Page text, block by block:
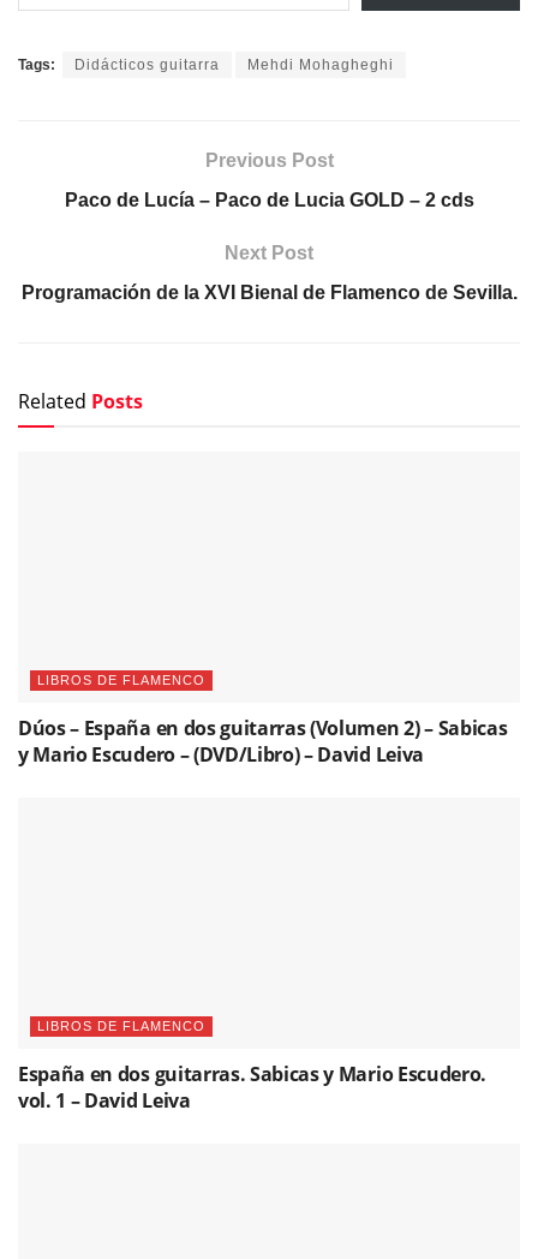
Tags: Didácticos guitarra Mehdi Mohagheghi
Previous Post
Paco de Lucía – Paco de Lucia GOLD – 2 cds
Next Post
Programación de la XVI Bienal de Flamenco de Sevilla.
Related Posts
LIBROS DE FLAMENCO
Dúos – España en dos guitarras (Volumen 2) – Sabicas
y Mario Escudero – (DVD/Libro) – David Leiva
LIBROS DE FLAMENCO
España en dos guitarras. Sabicas y Mario Escudero.
vol. 1 – David Leiva